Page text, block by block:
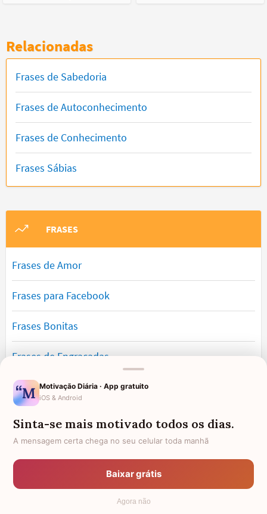
Relacionadas
Frases de Sabedoria
Frases de Autoconhecimento
Frases de Conhecimento
Frases Sábias
FRASES
Frases de Amor
Frases para Facebook
Frases Bonitas
Frases de Engraçadas
Frases Românticas
Frases de Reflexão
Frases Lindas
Motivação Diária · App gratuito
iOS & Android
Sinta-se mais motivado todos os dias.
A mensagem certa chega no seu celular toda manhã
Baixar grátis
Agora não